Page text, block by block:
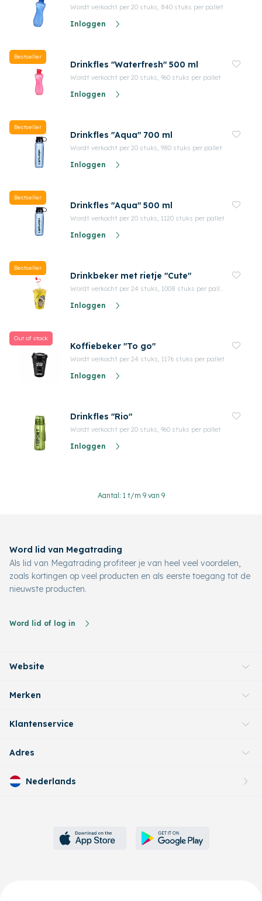
Wordt verkocht per 20 stuks, 840 stuks per pallet
Inloggen
Bestseller
Drinkfles "Waterfresh" 500 ml
Wordt verkocht per 20 stuks, 960 stuks per pallet
Inloggen
Bestseller
Drinkfles "Aqua" 700 ml
Wordt verkocht per 20 stuks, 980 stuks per pallet
Inloggen
Bestseller
Drinkfles "Aqua" 500 ml
Wordt verkocht per 20 stuks, 1120 stuks per pallet
Inloggen
Bestseller
Drinkbeker met rietje "Cute"
Wordt verkocht per 24 stuks, 1008 stuks per pallet
Inloggen
Out of stock
Koffiebeker "To go"
Wordt verkocht per 24 stuks, 1176 stuks per pallet
Inloggen
Drinkfles "Rio"
Wordt verkocht per 20 stuks, 960 stuks per pallet
Inloggen
Aantal: 1 t/m 9 van 9
Word lid van Megatrading
Als lid van Megatrading profiteer je van heel veel voordelen,
zoals kortingen op veel producten en als eerste toegang tot de
nieuwste producten.
Word lid of log in
Website
Merken
Klantenservice
Adres
Nederlands